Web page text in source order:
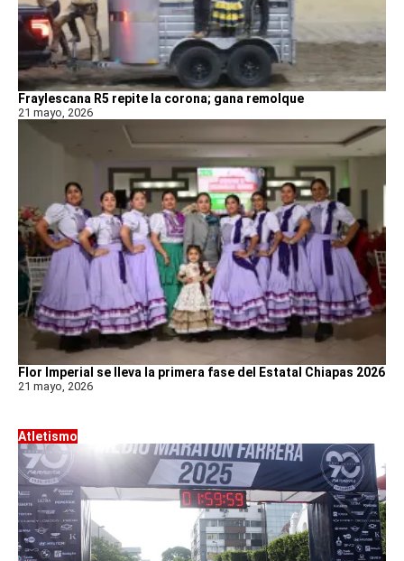
Fraylescana R5 repite la corona; gana remolque
21 mayo, 2026
Flor Imperial se lleva la primera fase del Estatal Chiapas 2026
21 mayo, 2026
Atletismo